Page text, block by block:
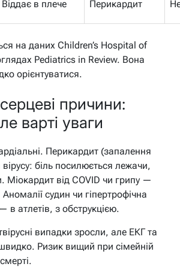
Віддає в плече Перикардит
на даних Children’s Hospital of
Pediatrics in Review. Вона
орієнтуватися.
причини:
варті уваги
Перикардит (запалення
біль посилюється лежачи,
Міокардит від COVID чи грипу —
судин чи гіпертрофічна
в атлетів, з обструкцією.
випадки зросли, але ЕКГ та
Ризик вищий при сімейній